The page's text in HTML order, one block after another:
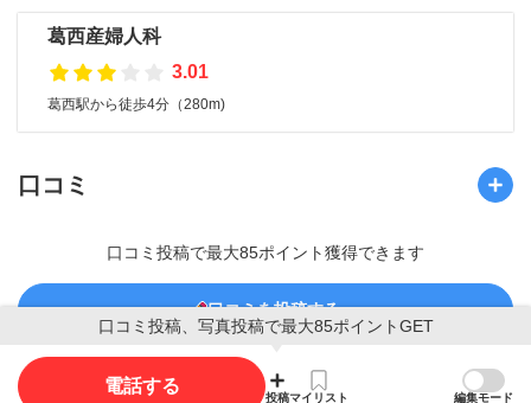
葛西産婦人科
3.01
葛西駅から徒歩4分（280m)
口コミ
口コミ投稿で最大85ポイント獲得できます
口コミを投稿する
口コミ投稿、写真投稿で最大85ポイントGET
電話する
投稿マイリスト 編集モード